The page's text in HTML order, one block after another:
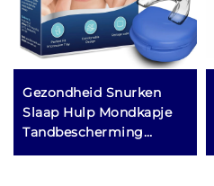
Gezondheid Snurken
Slaap Hulp Mondkapje
Tandbescherming
Mondademhaling